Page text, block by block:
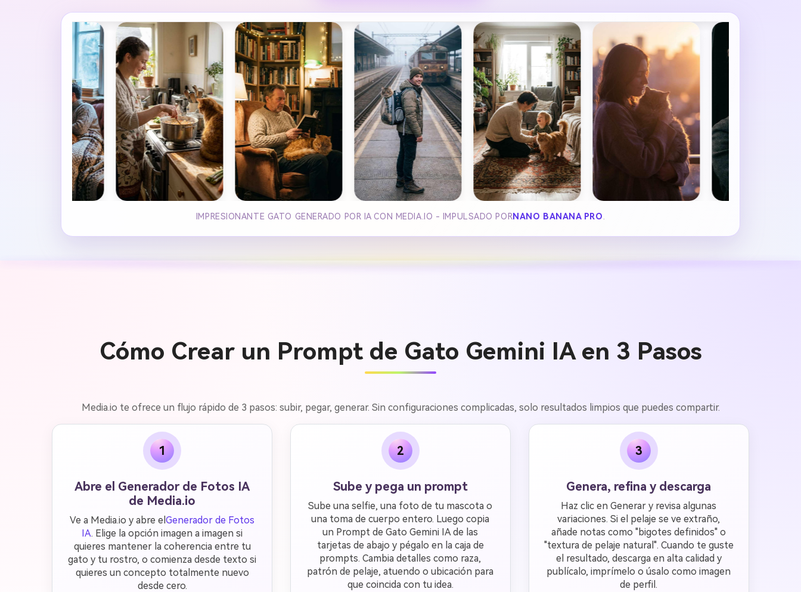
IMPRESIONANTE GATO GENERADO POR IA CON MEDIA.IO - IMPULSADO POR NANO BANANA PRO
Cómo Crear un Prompt de Gato Gemini IA en 3 Pasos
Media.io te ofrece un flujo rápido de 3 pasos: subir, pegar, generar. Sin configuraciones complicadas, solo resultados limpios que puedes compartir.
1
Abre el Generador de Fotos IA
de Media.io
Ve a Media.io y abre el Generador de Fotos
IA. Elige la opción imagen a imagen si
quieres mantener la coherencia entre tu
gato y tu rostro, o comienza desde texto si
quieres un concepto totalmente nuevo
desde cero.
2
Sube y pega un prompt
Sube una selfie, una foto de tu mascota o
una toma de cuerpo entero. Luego copia
un Prompt de Gato Gemini IA de las
tarjetas de abajo y pégalo en la caja de
prompts. Cambia detalles como raza,
patrón de pelaje, atuendo o ubicación para
que coincida con tu idea.
3
Genera, refina y descarga
Haz clic en Generar y revisa algunas
variaciones. Si el pelaje se ve extraño,
añade notas como "bigotes definidos" o
"textura de pelaje natural". Cuando te guste
el resultado, descarga en alta calidad y
publícalo, imprímelo o úsalo como imagen
de perfil.